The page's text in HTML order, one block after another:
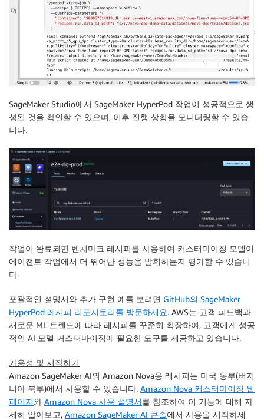
SageMaker Studio에서 SageMaker HyperPod 작업이 성공적으로 생
성된 것을 확인할 수 있으며, 이후 진행 상황을 모니터링할 수 있습
니다.
작업이 완료되면 벤치마크 레시피를 사용하여 커스터마이징 모델이
에이전트 작업에서 더 뛰어난 성능을 발휘하는지 평가할 수 있습니
다.
포괄적인 설명서와 추가 구현 예를 보려면 GitHub의 SageMaker
HyperPod 레시피 리포지토리를 방문하세요. AWS는 고객 피드백과
새로운 ML 트렌드에 따라 레시피를 꾸준히 확장하여, 고객에게 성공
적인 AI 모델 커스터마이징에 필요한 도구를 제공하고 있습니다.
가용성 및 시작하기
Amazon SageMaker AI의 Amazon Nova용 레시피는 미국 동부(버지
니아 북부)에서 사용할 수 있습니다. Amazon Nova 커스터마이징 웹
페이지와 Amazon Nova 사용 설명서를 참조하여 이 기능에 대해 자
세히 알아보고, Amazon SageMaker AI 콘솔에서 사용을 시작하세